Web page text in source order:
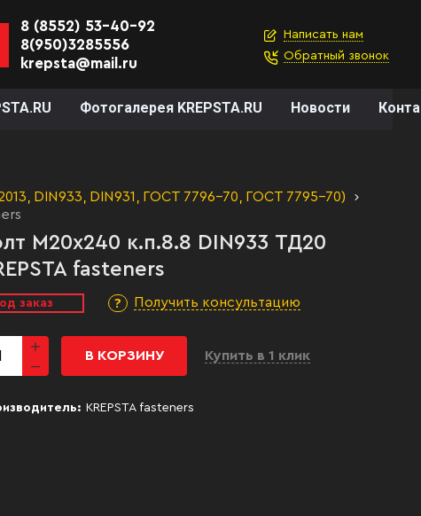
8 (8552) 53-40-92
8(950)3285556
krepsta@mail.ru
Написать нам
Обратный звонок
Фотогалерея KREPSTA.RU Новости
DIN933, DIN931, ГОСТ 7796-70, ГОСТ 7795-70)
М20х240 к.п.8.8 DIN933 ТД20
fasteners
заказ Получить консультацию
В КОРЗИНУ Купить в 1 клик
KREPSTA fasteners